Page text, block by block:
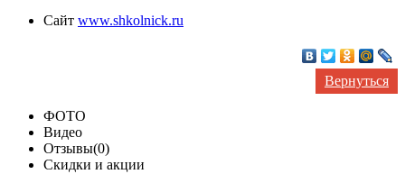
Сайт www.shkolnick.ru
Вернуться
ФОТО
Видео
Отзывы(0)
Скидки и акции